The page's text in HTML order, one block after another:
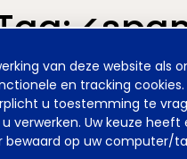
van deze website als
en tracking
u toestemming te
verwerken. Uw keuze
bewaard op uw computer/
Welkom op vernieuwde
Voorwaarden